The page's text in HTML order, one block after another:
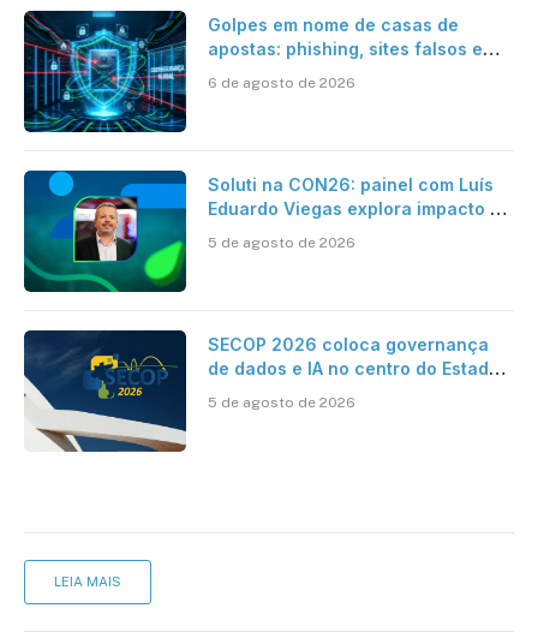
Golpes em nome de casas de
apostas: phishing, sites falsos e
6 de agosto de 2026
Soluti na CON26: painel com Luís
Eduardo Viegas explora impacto de
Contabilidade
5 de agosto de 2026
SECOP 2026 coloca governança
de dados e IA no centro do Estado
5 de agosto de 2026
LEIA MAIS